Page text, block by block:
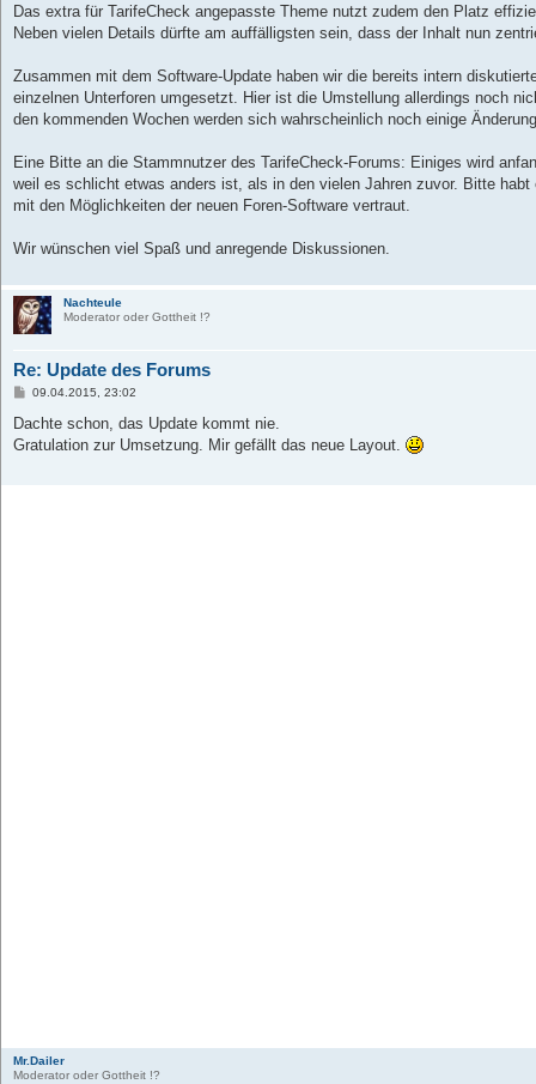
Das extra für TarifeCheck angepasste Theme nutzt zudem den Platz
Neben vielen Details dürfte am auffälligsten sein, dass der Inhalt nun
Zusammen mit dem Software-Update haben wir die bereits intern
einzelnen Unterforen umgesetzt. Hier ist die Umstellung allerdings noch
den kommenden Wochen werden sich wahrscheinlich noch einige
Eine Bitte an die Stammnutzer des TarifeCheck-Forums: Einiges wird
weil es schlicht etwas anders ist, als in den vielen Jahren zuvor. Bitte
mit den Möglichkeiten der neuen Foren-Software vertraut.
Wir wünschen viel Spaß und anregende Diskussionen.
Nachteule
Moderator oder Gottheit !?
Re: Update des Forums
B
i
r
09.04.2015, 23:02
Dachte schon, das Update kommt nie.
Gratulation zur Umsetzung. Mir gefällt das neue Layout.
Mr.Dailer
Moderator oder Gottheit !?